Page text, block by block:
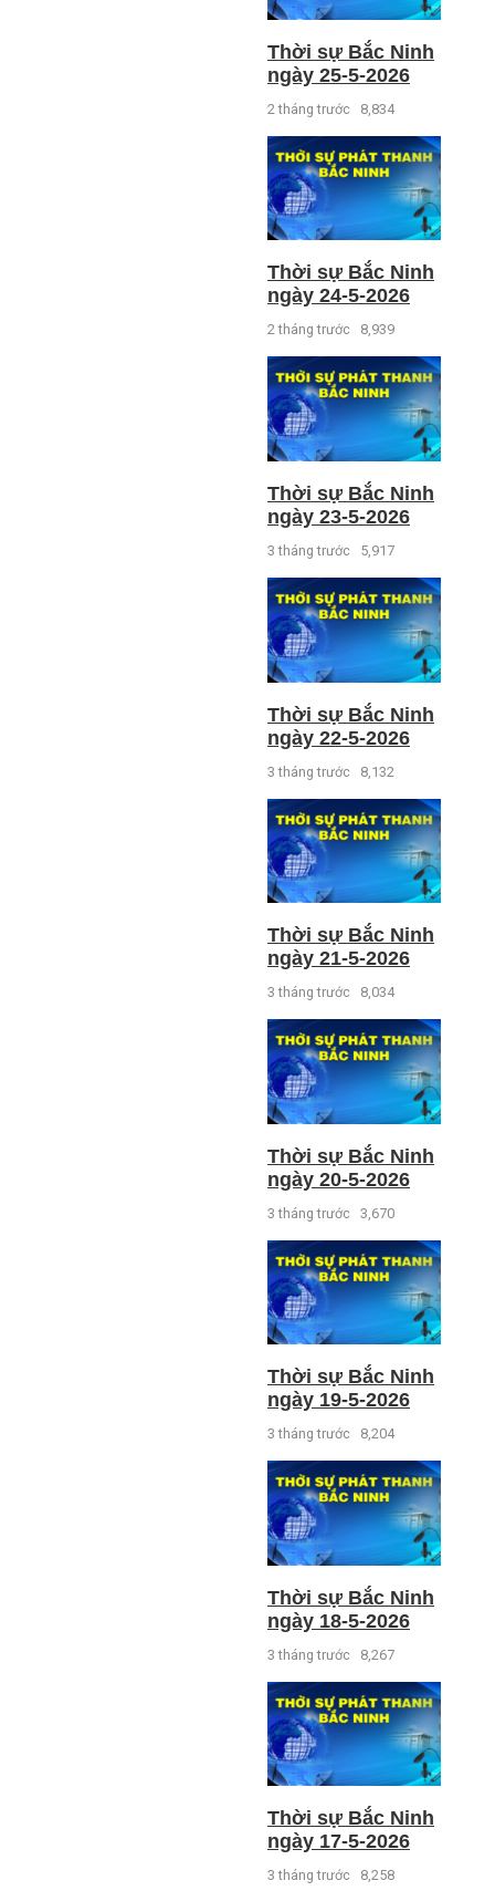
Thời sự Bắc Ninh
ngày 25-5-2026
2 tháng trước 8,834
Thời sự Bắc Ninh
ngày 24-5-2026
2 tháng trước 8,939
Thời sự Bắc Ninh
ngày 23-5-2026
3 tháng trước 5,917
Thời sự Bắc Ninh
ngày 22-5-2026
3 tháng trước 8,132
Thời sự Bắc Ninh
ngày 21-5-2026
3 tháng trước 8,034
Thời sự Bắc Ninh
ngày 20-5-2026
3 tháng trước 3,670
Thời sự Bắc Ninh
ngày 19-5-2026
3 tháng trước 8,204
Thời sự Bắc Ninh
ngày 18-5-2026
3 tháng trước 8,267
Thời sự Bắc Ninh
ngày 17-5-2026
3 tháng trước 8,258